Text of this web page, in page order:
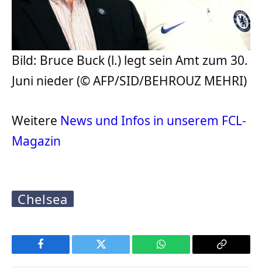
Bild: Bruce Buck (l.) legt sein Amt zum 30.
Juni nieder (© AFP/SID/BEHROUZ MEHRI)
Weitere News und Infos in unserem FCL-
Magazin
Chelsea
Facebook Twitter WhatsApp
Copy